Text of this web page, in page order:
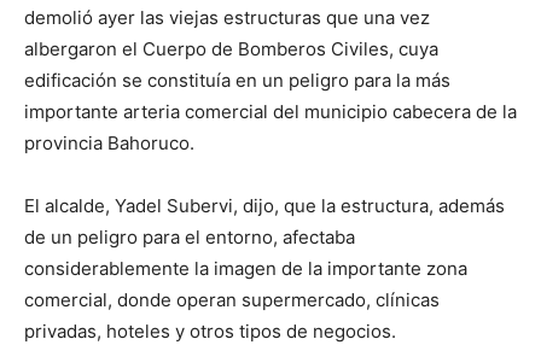
demolió ayer las viejas estructuras que una vez
albergaron el Cuerpo de Bomberos Civiles, cuya
edificación se constituía en un peligro para la más
importante arteria comercial del municipio cabecera de la
provincia Bahoruco.
El alcalde, Yadel Subervi, dijo, que la estructura, además
de un peligro para el entorno, afectaba
considerablemente la imagen de la importante zona
comercial, donde operan supermercado, clínicas
privadas, hoteles y otros tipos de negocios.